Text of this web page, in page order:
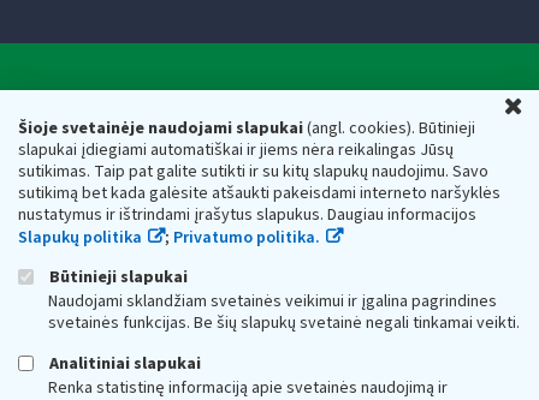
Šioje svetainėje naudojami slapukai(angl. cookies). Būtinieji
slapukai įdiegiami automatiškai ir jiems nėra reikalingas Jūsų
sutikimas. Taip pat galite sutikti ir su kitų slapukų naudojimu. Savo
sutikimą bet kada galėsite atšaukti pakeisdami interneto naršyklės
nustatymus ir ištrindami įrašytus slapukus. Daugiau informacijos
Slapukų politika
; Privatumo politika.
Būtinieji slapukai
Naudojami sklandžiam svetainės veikimui ir įgalina pagrindines
svetainės funkcijas. Be šių slapukų svetainė negali tinkamai veikti.
Analitiniai slapukai
Renka statistinę informaciją apie svetainės naudojimą ir
Respublikos finansų ministerijos
Biudžetinė įstaiga. Juridinio asmens kodas — 188659752,
adresas: Vasario 16-osios g. 14, 01107 Vilnius, Lietuva, el.paštas:
vmi@vmi.lt, E. pristatymo dėžutės adresas 188659752
Duomenys apie Valstybinę mokesčių inspekciją prie Lietuvos
Respublikos finansų ministerijos kaupiami ir saugomi Juridinių